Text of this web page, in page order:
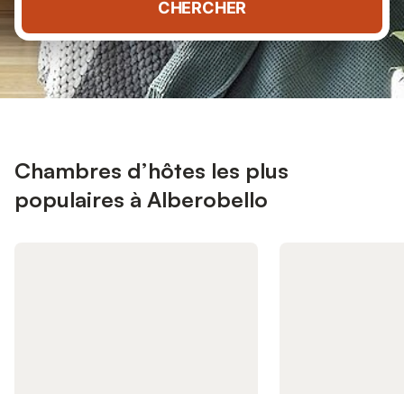
CHERCHER
Chambres d’hôtes les plus
populaires à Alberobello